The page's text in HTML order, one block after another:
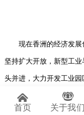
现在香洲的经济发展
坚持扩大开放，新型工
头并进，大力开发工业园
为全面实现宽裕小康社
发展轨道上稳步运行，
首页 关于我们